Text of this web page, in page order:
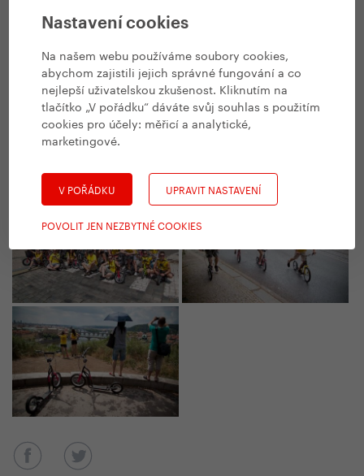
Nastavení cookies
Na našem webu používáme soubory cookies,
abychom zajistili jejich správné fungování a co
nejlepší uživatelskou zkušenost. Kliknutím na
tlačítko „V pořádku“ dáváte svůj souhlas s použitím
cookies pro účely: měřicí a analytické,
marketingové.
V POŘÁDKU UPRAVIT NASTAVENÍ
POVOLIT JEN NEZBYTNÉ COOKIES